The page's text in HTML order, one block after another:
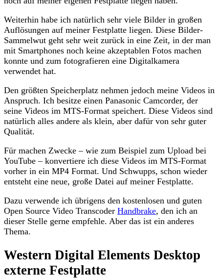
Weiterhin habe ich natürlich sehr viele Bilder in großen
Auflösungen auf meiner Festplatte liegen. Diese Bilder-
Sammelwut geht sehr weit zurück in eine Zeit, in der man
mit Smartphones noch keine akzeptablen Fotos machen
konnte und zum fotografieren eine Digitalkamera
verwendet hat.
Den größten Speicherplatz nehmen jedoch meine Videos in
Anspruch. Ich besitze einen Panasonic Camcorder, der
seine Videos im MTS-Format speichert. Diese Videos sind
natürlich alles andere als klein, aber dafür von sehr guter
Qualität.
Für machen Zwecke – wie zum Beispiel zum Upload bei
YouTube – konvertiere ich diese Videos im MTS-Format
vorher in ein MP4 Format. Und Schwupps, schon wieder
entsteht eine neue, große Datei auf meiner Festplatte.
Dazu verwende ich übrigens den kostenlosen und guten
Open Source Video Transcoder Handbrake, den ich an
dieser Stelle gerne empfehle. Aber das ist ein anderes
Thema.
Western Digital Elements Desktop
externe Festplatte